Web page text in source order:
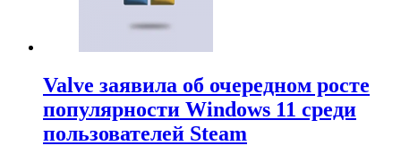
Valve заявила об очередном росте
популярности Windows 11 среди
пользователей Steam